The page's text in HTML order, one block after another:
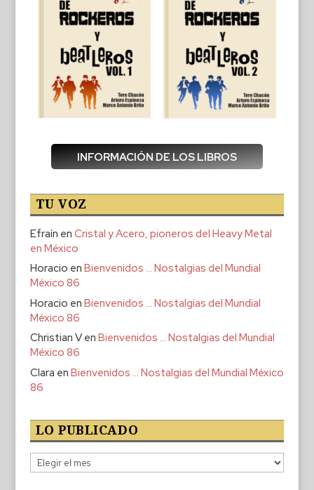
INFORMACIÓN DE LOS LIBROS
TU VOZ
Efraín en Cristal y Acero, pioneros del Heavy Metal
en México
Horacio en Bienvenidos … Nostalgias del Mundial
México 86
Horacio en Bienvenidos … Nostalgias del Mundial
México 86
Christian Ven Bienvenidos … Nostalgias del Mundial
México 86
Clara en Bienvenidos … Nostalgias del Mundial México
86
LO PUBLICADO
Lo
publicado